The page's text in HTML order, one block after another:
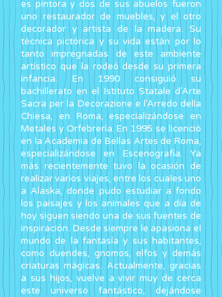
es pintora y dos de sus abuelos fueron
uno restaurador de muebles, y el otro
decorador y artista de la madera. Su
técnica pictórica y su vida están por lo
tanto impregnadas de este ambiente
artístico que la rodeó desde su primera
infancia. En 1990 consiguió su
bachillerato en el Istituto Statale d’Arte
Sacra per la Decorazione e l’Arredo della
Chiesa, en Roma, especializándose en
Metales y Orfebrería. En 1995 se licenció
en la Academia de Bellas Artes de Roma,
especializándose en Escenografía. Ya
más recientemente tuvo la ocasión de
realizar varios viajes, entre los cuales uno
a Alaska, donde pudo estudiar a fondo
los paisajes y los animales que a día de
hoy siguen siendo una de sus fuentes de
inspiración. Desde siempre le apasiona el
mundo de la fantasía y sus habitantes,
como duendes, gnomos, elfos y demás
criaturas mágicas. Actualmente, gracias
a sus hijos, vuelve a vivir muy de cerca
este universo fantástico, dejándose